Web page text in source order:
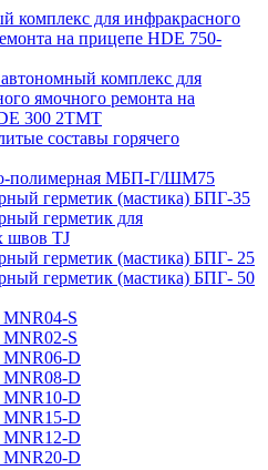
комплекс для инфракрасного
на прицепе HDE 750-
комплекс для
ямочного ремонта на
300 2TMT
составы горячего
полимерная МБП-Г/ШМ75
герметик (мастика) БПГ-35
герметик для
швов TJ
герметик (мастика) БПГ- 25
герметик (мастика) БПГ- 50
S
S
D
D
D
D
D
D